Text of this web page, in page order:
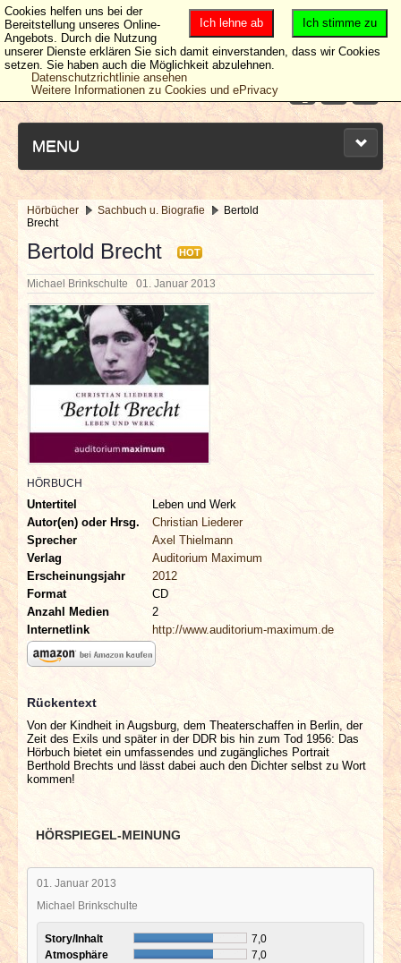
MENU
NEUESTE ARTIKEL
NEWS & DATES
BERICHTE
VERLOSUNGEN
INTERVIEWS
SPECIALS
REDAKTION
LINKS
ARCHIV
Hörbücher Sachbuch u. Biografie
Bertold
Brecht
Bertold Brecht HOT
Michael Brinkschulte 01. Januar 2013
HÖRBUCH
Untertitel
Leben und Werk
Autor(en) oder Hrsg.
Christian Liederer
Sprecher
Axel Thielmann
Verlag
Auditorium Maximum
Erscheinungsjahr
2012
Format
CD
Anzahl Medien
2
Internetlink
http://www.auditorium-maximum.de
Rückentext
Von der Kindheit in Augsburg, dem Theaterschaffen in Berlin, der
Zeit des Exils und später in der DDR bis hin zum Tod 1956: Das
Hörbuch bietet ein umfassendes und zugängliches Portrait
Berthold Brechts und lässt dabei auch den Dichter selbst zu Wort
kommen!
HÖRSPIEGEL-MEINUNG
01. Januar 2013
Michael Brinkschulte
Story/Inhalt
7,0
Atmosphäre
7,0
Ich stimme zu
Ich lehne ab
Cookies helfen uns bei der
Bereitstellung unseres Online-
Angebots. Durch die Nutzung
unserer Dienste erklären Sie sich damit einverstanden, dass wir Cookies
setzen. Sie haben auch die Möglichkeit abzulehnen.
Datenschutzrichtlinie ansehen
Weitere Informationen zu Cookies und ePrivacy